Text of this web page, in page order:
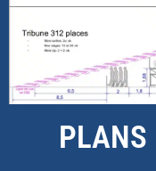
PLANS